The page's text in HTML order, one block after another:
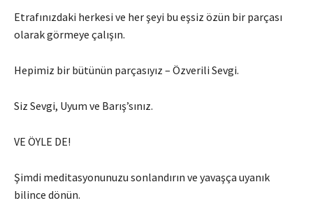
Etrafınızdaki herkesi ve her şeyi bu eşsiz özün bir parçası
olarak görmeye çalışın.
Hepimiz bir bütünün parçasıyız – Özverili Sevgi.
Siz Sevgi, Uyum ve Barış’sınız.
VE ÖYLE DE!
Şimdi meditasyonunuzu sonlandırın ve yavaşça uyanık
bilince dönün.